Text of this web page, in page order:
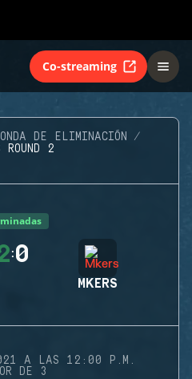
Co-streaming
DE ELIMINACIÓN
ROUND 2
:0
MKERS
A LAS 12:00 P.M.
DE 3